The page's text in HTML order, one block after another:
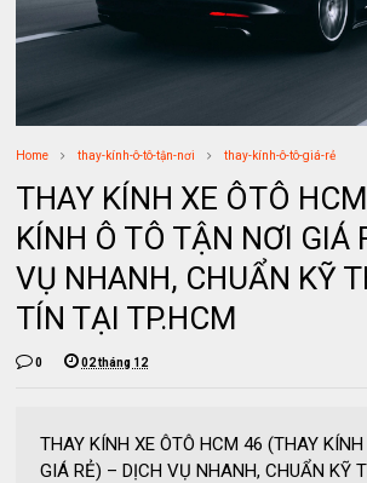
Home thay-kính-ô-tô-tận-nơi thay-kính-ô-tô-giá-rẻ
THAY KÍNH XE ÔTÔ
KÍNH Ô TÔ TẬN NƠI GIÁ
VỤ NHANH, CHUẨN KỸ
TÍN TẠI TP.HCM
0 02 tháng 12
THAY KÍNH XE ÔTÔ HCM 46 (THAY
GIÁ RẺ) – DỊCH VỤ NHANH, CHUẨN KỸ